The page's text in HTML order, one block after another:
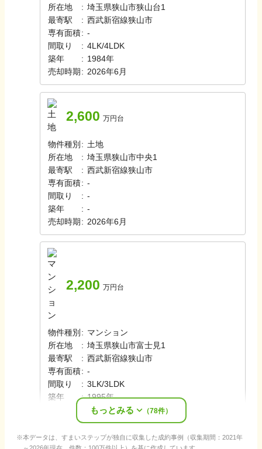
所在地 : 埼玉県狭山市狭山台1
最寄駅
: 西武新宿線狭山市
専有面積: -
間取り
: 4LK/4LDK
築年
: 1984年
売却時期 : 2026年6月
2,600 万円台
物件種別 : 土地
所在地
: 埼玉県狭山市中央1
最寄駅
: 西武新宿線狭山市
専有面積: -
間取り
: -
築年
: -
売却時期 : 2026年6月
2,200 万円台
物件種別 : マンション
所在地
: 埼玉県狭山市富士見1
最寄駅
: 西武新宿線狭山市
専有面積: -
間取り
: 3LK/3LDK
築年
: 1995年
2026年6月
もっとみる （78件）
本データは、すまいステップが独自に収集した成約事例（収集期間：2021年